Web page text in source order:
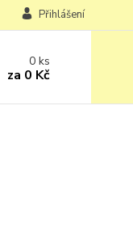
Přihlášení
0ks
za 0 Kč